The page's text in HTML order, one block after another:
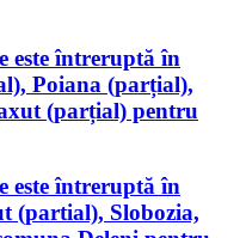
este întreruptă în
Poiana (parțial),
(parțial) pentru
este întreruptă în
(partial), Slobozia,